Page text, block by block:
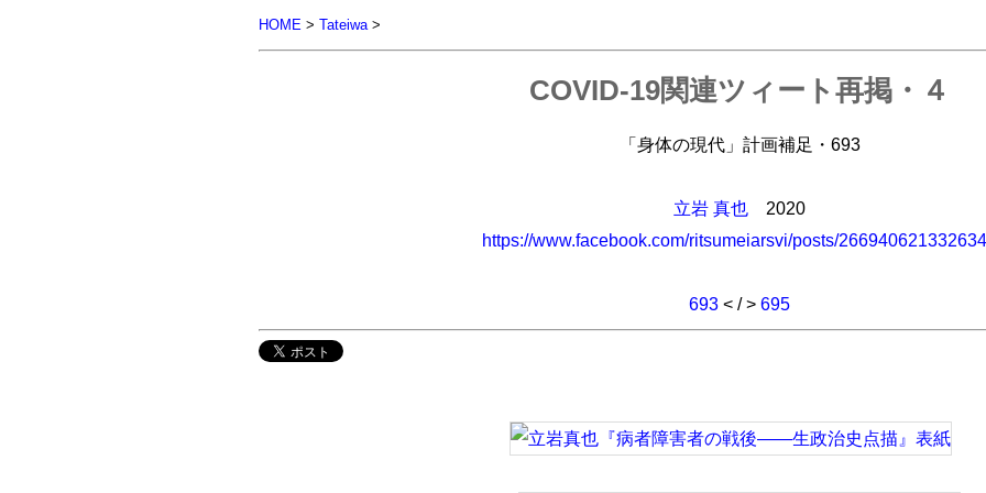
HOME> Tateiwa>
COVID-19関連ツィート再掲・４
「身体の現代」計画補足・693
立岩 真也
2020
https://www.facebook.com/ritsumeiarsvi/posts/
693 < / > 695